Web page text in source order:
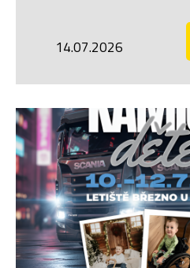
14.07.2026